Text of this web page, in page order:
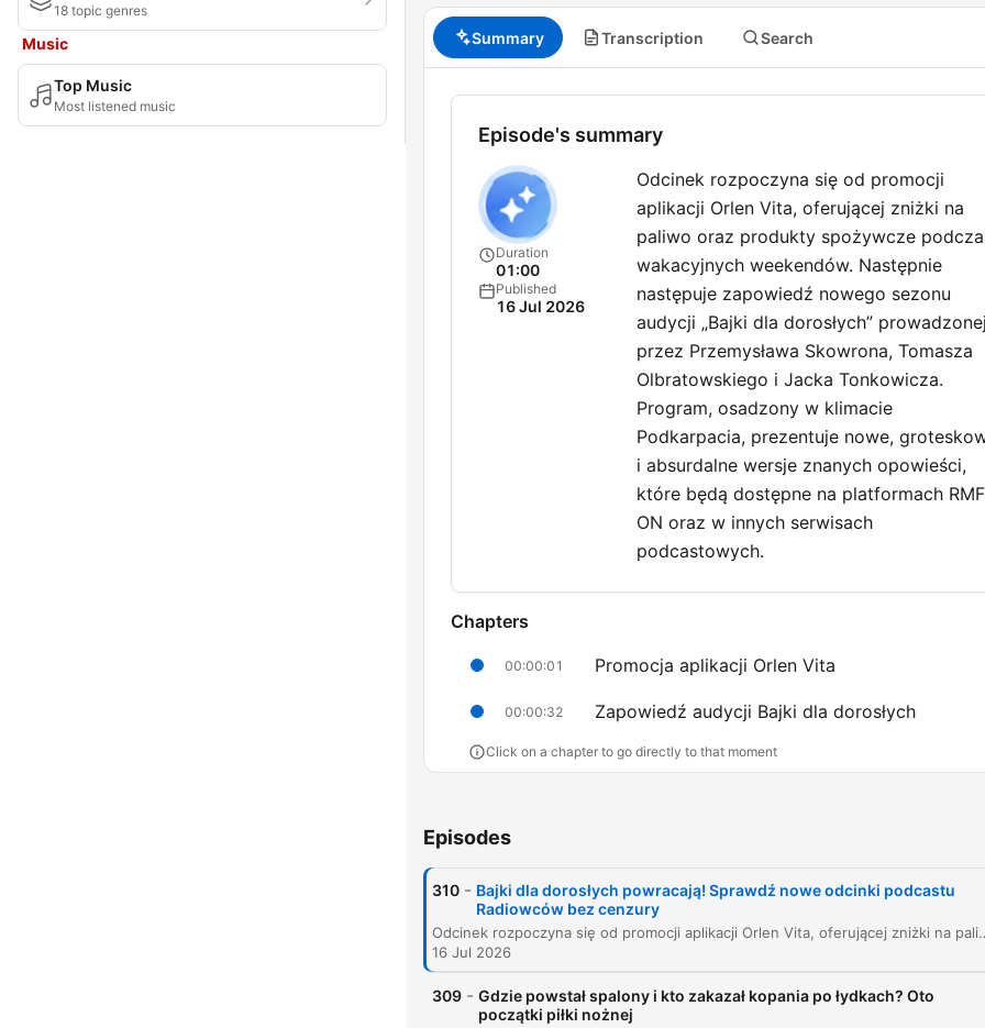
18 topic genres
Music
Top Music
Most listened music
Summary Transcription Search
Episode's summary
Duration
01:00
Published
16 Jul 2026
Odcinek rozpoczyna się od promocji
aplikacji Orlen Vita, oferującej zniżki na
paliwo oraz produkty spożywcze
wakacyjnych weekendów. Następnie
następuje zapowiedź nowego sezonu
audycji „Bajki dla dorosłych” prowadzonej
przez Przemysława Skowrona, Tomasza
Olbratowskiego i Jacka Tonkowicza.
Program, osadzony w klimacie
Podkarpacia, prezentuje nowe,
i absurdalne wersje znanych opowieści,
które będą dostępne na platformach RMF
ON oraz w innych serwisach
podcastowych.
Chapters
00:00:01 Promocja aplikacji Orlen Vita
00:00:32 Zapowiedź audycji Bajki dla dorosłych
Click on a chapter to go directly to that moment
Orlen Vita.
00:00:16 · Informacja o szczegółach promocji paliwowej i
Radiowcy bez cenzury, Przemysław Skowron, Tomasz
Episodes
310 - Bajki dla dorosłych powracają! Sprawdź nowe odcinki podcastu
Radiowców bez cenzury
Odcinek rozpoczyna się od promocji aplikacji Orlen Vita, oferującej zniżki na paliwo oraz produkty spożywcze podczas wakacyjnych weekendów. Następnie następuje
16 Jul 2026
309 - Gdzie powstał spalony i kto zakazał kopania po łydkach? Oto
początki piłki nożnej